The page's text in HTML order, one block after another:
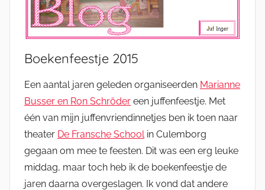
Boekenfeestje 2015
Een aantal jaren geleden organiseerden Marianne
Busser en Ron Schröder een juffenfeestje. Met
één van mijn juffenvriendinnetjes ben ik toen naar
theater De Fransche School in Culemborg
gegaan om mee te feesten. Dit was een erg leuke
middag, maar toch heb ik de boekenfeestje de
jaren daarna overgeslagen. Ik vond dat andere